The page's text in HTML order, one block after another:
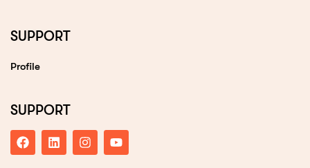
SUPPORT
Profile
SUPPORT